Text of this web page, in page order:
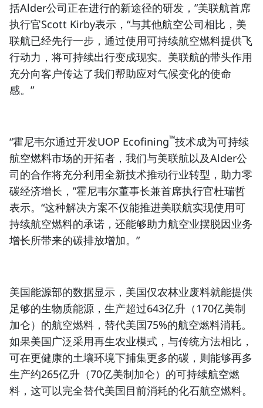
括Alder公司正在进行的新途径的研发，”美联航首席
执行官Scott Kirby表示，“与其他航空公司相比，美
联航已经先行一步，通过使用可持续航空燃料提供飞
行动力，将可持续出行变成现实。美联航的带头作用
充分向客户传达了我们帮助应对气候变化的使命
感。”
“霍尼韦尔通过开发UOP Ecofining™技术成为可持续
航空燃料市场的开拓者，我们与美联航以及Alder公
司的合作将充分利用全新技术推动行业转型，助力零
碳经济增长，”霍尼韦尔董事长兼首席执行官杜瑞哲
表示。“这种解决方案不仅能推进美联航实现使用可
持续航空燃料的承诺，还能够助力航空业摆脱因业务
增长所带来的碳排放增加。”
美国能源部的数据显示，美国仅农林业废料就能提供
足够的生物质能源 ，生产超过643亿升（170亿美制
加仑）的航空燃料，替代美国75%的航空燃料消耗。
如果美国广泛采用再生农业模式，与传统方法相比，
可在更健康的土壤环境下捕集更多的碳，则能够再多
生产约265亿升（70亿美制加仑）的可持续航空燃
料，这可以完全替代美国目前消耗的化石航空燃料。